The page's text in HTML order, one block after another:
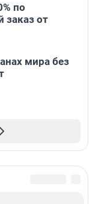
по
заказ от
мира без